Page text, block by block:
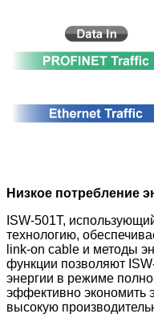
Низкое потребление
ISW-501T,
технологию,
link-on cable и методы
функции позволяют
энергии в режиме
эффективно экономить
высокую